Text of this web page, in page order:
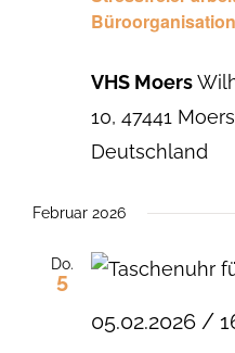
Büroorganisation
VHS Moers
10, 47441
Deutschland
Februar 2026
Do.
5
05.02.2026 /